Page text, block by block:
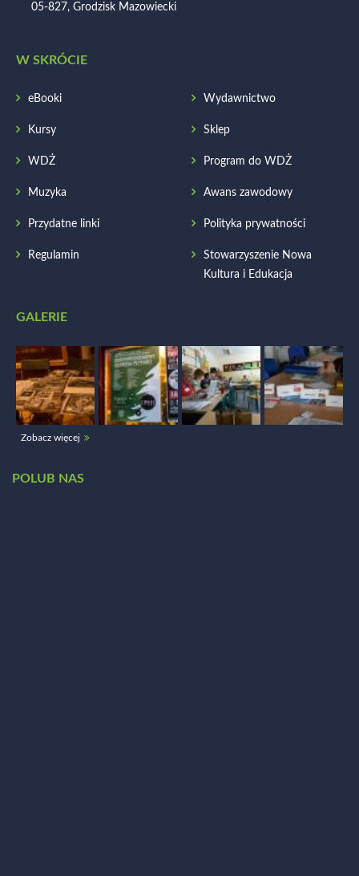
05-827, Grodzisk Mazowiecki
W SKRÓCIE
eBooki Wydawnictwo
Kursy Sklep
WDŻ Program do WDŻ
Muzyka Awans zawodowy
Przydatne linki Polityka prywatności
Regulamin
Stowarzyszenie Nowa
Kultura i Edukacja
GALERIE
Zobacz więcej
POLUB NAS